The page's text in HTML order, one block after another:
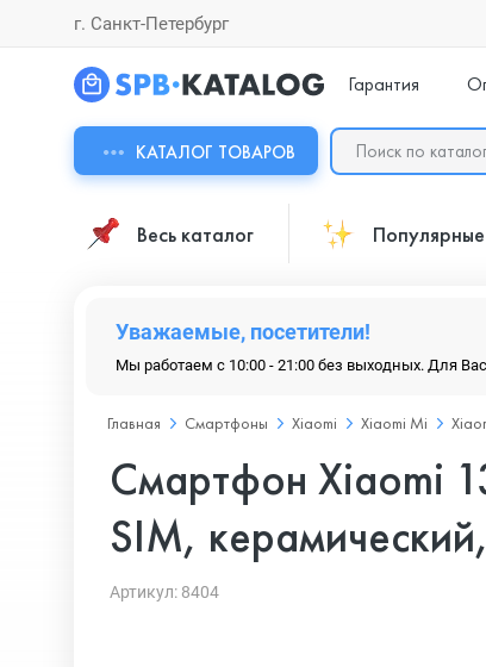
г. Санкт-Петербург
Гарантия
КАТАЛОГ ТОВАРОВ
Весь каталог
Уважаемые, посетители!
Мы работаем с 10:00 - 21:00 без выходных. Для
Главная Смартфоны Xiaomi Xiaomi Mi
Смартфон Xiaomi
SIM,
Артикул: 8404